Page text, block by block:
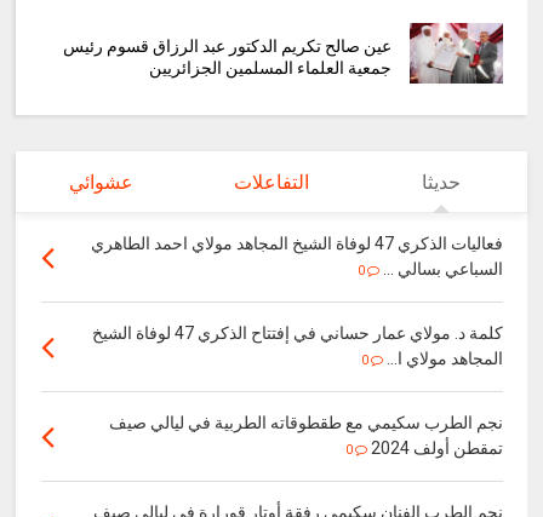
عين صالح تكريم الدكتور عبد الرزاق قسوم رئيس
جمعية العلماء المسلمين الجزائريين
حديثا التفاعلات عشوائي
فعاليات الذكري 47 لوفاة الشيخ المجاهد مولاي احمد الطاهري
السباعي بسالي ...
0
كلمة د. مولاي عمار حساني في إفتتاح الذكري 47 لوفاة الشيخ
المجاهد مولاي ا...
0
نجم الطرب سكيمي مع طقطوقاته الطربية في ليالي صيف
تمقطن أولف 2024
0
نجم الطرب الفنان سكيمي رفقة أوتار قورارة في ليالي صيف